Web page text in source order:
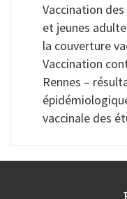
Vaccination
et jeunes
la couverture
Vaccination
Rennes –
vaccinale des